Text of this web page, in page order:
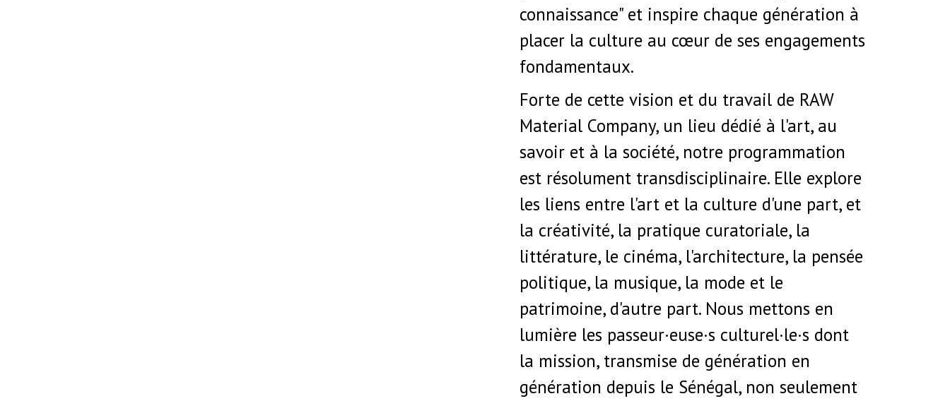
connaissance" et inspire chaque génération à
placer la culture au cœur de ses engagements
fondamentaux.
Forte de cette vision et du travail de RAW
Material Company, un lieu dédié à l'art, au
savoir et à la société, notre programmation
est résolument transdisciplinaire. Elle explore
les liens entre l'art et la culture d'une part, et
la créativité, la pratique curatoriale, la
littérature, le cinéma, l'architecture, la pensée
politique, la musique, la mode et le
patrimoine, d'autre part. Nous mettons en
lumière les passeur·euse·s culturel·le·s dont
la mission, transmise de génération en
génération depuis le Sénégal, non seulement